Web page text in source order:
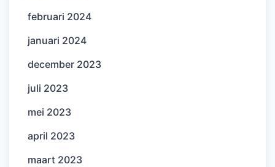
februari 2024
januari 2024
december 2023
juli 2023
mei 2023
april 2023
maart 2023